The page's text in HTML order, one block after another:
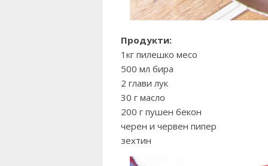
Продукти:
1кг пилешко месо
500 мл бира
2 глави лук
30 г масло
200 г пушен бекон
черен и червен пипер
зехтин